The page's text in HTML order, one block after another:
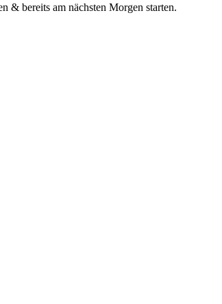
& bereits am nächsten Morgen starten.